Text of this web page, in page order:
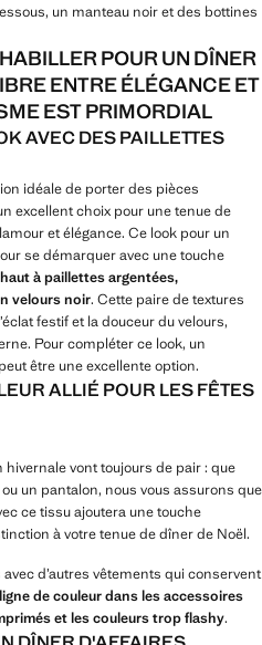
un manteau noir et des bottines
POUR UN DÎNER
ENTRE ÉLÉGANCE ET
EST PRIMORDIAL
AVEC DES PAILLETTES
idéale de porter des pièces
excellent choix pour une tenue de
et élégance. Ce look pour un
se démarquer avec une touche
à paillettes argentées,
velours noir. Cette paire de textures
festif et la douceur du velours,
Pour compléter ce look, un
être une excellente option.
ALLIÉ POUR LES FÊTES
vont toujours de pair : que
un pantalon, nous vous assurons que
ce tissu ajoutera une touche
à votre tenue de dîner de Noël.
d’autres vêtements qui conservent
de couleur dans les accessoires
et les couleurs trop flashy.